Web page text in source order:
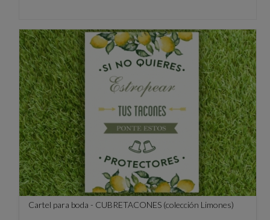
Cartel para boda - CUBRETACONES (colección Limones)